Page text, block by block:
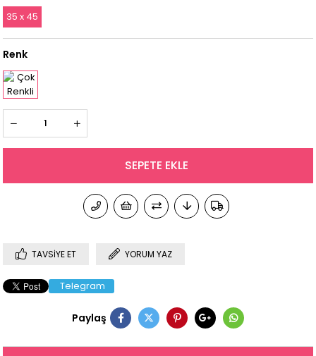
35 x 45
Renk
TAVSIYE ET YORUM YAZ
Telegram
Paylaş